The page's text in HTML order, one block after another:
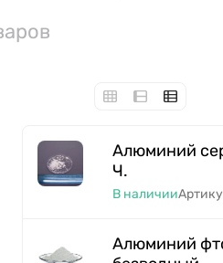
Алюминий
Ч.
В наличии
Алюминий